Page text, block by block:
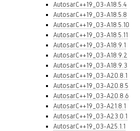
AutosarC++19_03-A18.5.4
AutosarC++19_03-A18.5.8
AutosarC++19_03-A18.5.10
AutosarC++19_03-A18.5.11
AutosarC++19_03-A18.9.1
AutosarC++19_03-A18.9.2
AutosarC++19_03-A18.9.3
AutosarC++19_03-A20.8.1
AutosarC++19_03-A20.8.5
AutosarC++19_03-A20.8.6
AutosarC++19_03-A21.8.1
AutosarC++19_03-A23.0.1
AutosarC++19_03-A25.1.1